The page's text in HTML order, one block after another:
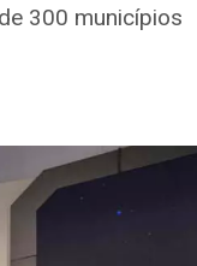
300 municípios